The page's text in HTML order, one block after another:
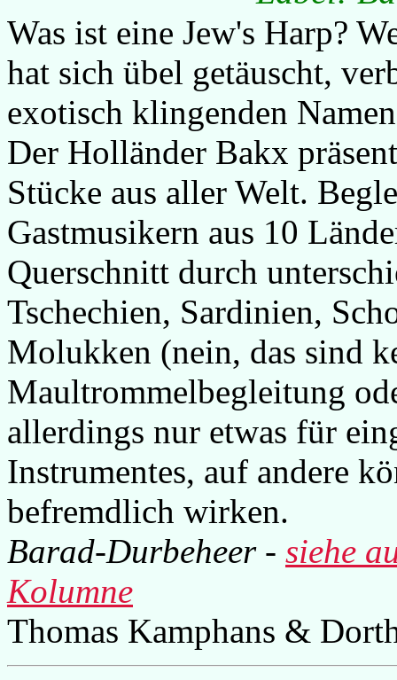
Was ist eine Jew's Harp?
hat sich übel getäuscht,
exotisch klingenden
Der Holländer Bakx
Stücke aus aller Welt.
Gastmusikern aus 10
Querschnitt durch
Tschechien, Sardinien,
Molukken (nein, das sind
Maultrommelbegleitung
allerdings nur etwas für
Instrumentes, auf andere
befremdlich wirken.
Barad-Durbeheer - siehe
Kolumne
Thomas Kamphans &